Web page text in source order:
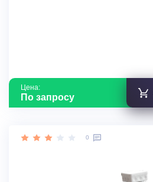
Цена:
По запросу
0